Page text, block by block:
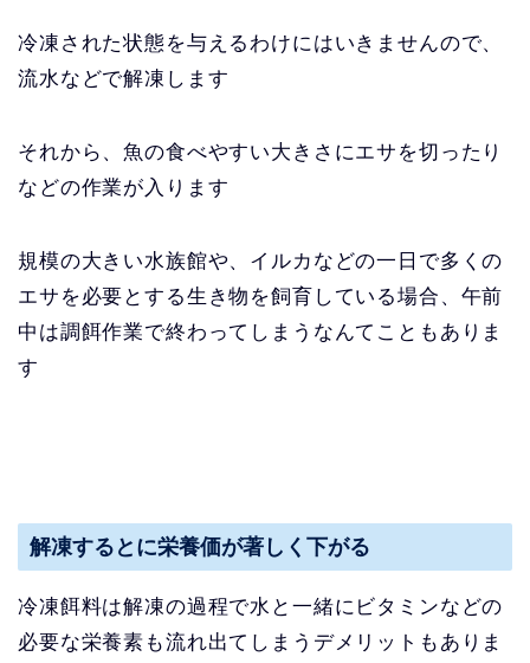
冷凍された状態を与えるわけにはいきませんので、
流水などで解凍します
それから、魚の食べやすい大きさにエサを切ったり
などの作業が入ります
規模の大きい水族館や、イルカなどの一日で多くの
エサを必要とする生き物を飼育している場合、午前
中は調餌作業で終わってしまうなんてこともありま
す
解凍するとに栄養価が著しく下がる
冷凍餌料は解凍の過程で水と一緒にビタミンなどの
必要な栄養素も流れ出てしまうデメリットもありま